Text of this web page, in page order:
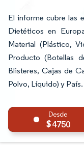
El informe cubre las
Dietéticos en
Material (Plástico,
Producto (Botellas
Blisteres, Cajas de
Polvo, Líquido) y País.
4750